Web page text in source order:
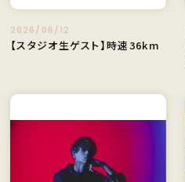
2026/06/12
【スタジオ生ゲスト】時速36km